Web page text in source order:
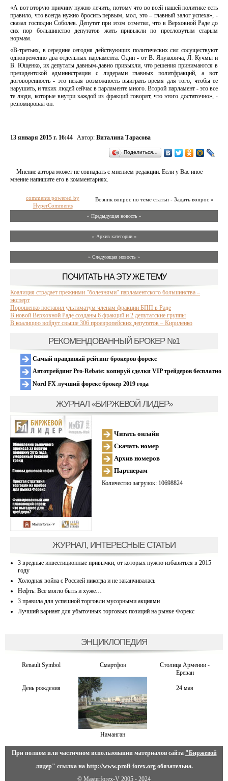
«А вот вторую причину нужно лечить, потому что во всей нашей политике есть
правило, что всегда нужно бросить первым, мол, это – главный залог успеха», -
сказал господин Соболев. Депутат при этом отметил, что в Верховной Раде до
сих пор большинство депутатов жить привыкли по пресловутым старым
нормам.
«В-третьих, в середине сегодня действующих политических сил сосуществуют
одновременно два отдельных парламента. Один - от В. Януковича, Л. Кучмы и
В. Ющенко, их депутаты давным-давно привыкли, что решения принимаются в
президентской администрации с лидерами главных политфракций, а вот
договоренность - это некая возможность выиграть время для того, чтобы ее
нарушить, и таких людей сейчас в парламенте много. Второй парламент - это все
те люди, которые внутри каждой из фракций говорят, что этого достаточно», -
резюмировал он.
13 января 2015 г. 16:44 Автор: Виталина Тарасова
Поделиться…
Мнение автора может не совпадать с мнением редакции. Если у Вас иное
мнение напишите его в комментариях.
Возник вопрос по теме статьи - Задать вопрос »
comments powered by
HyperComments
« Предыдущая новость «
» Архив категории «
» Следующая новость »
ПОЧИТАТЬ НА ЭТУ ЖЕ ТЕМУ
Коалиция страдает прежними "болезнями" парламентского большинства –
эксперт
Порошенко поставил ультиматум членам фракции БПП в Раде
В новой Верховной Раде созданы 6 фракций и 2 депутатские группы
В коалицию войдут свыше 306 проевропейских депутатов – Кириленко
РЕКОМЕНДОВАННЫЙ БРОКЕР №1
Самый правдивый рейтинг брокеров форекс
Автотрейдинг Pro-Rebate: копируй сделки VIP трейдеров бесплатно
Nord FX лучший форекс брокер 2019 года
ЖУРНАЛ «БИРЖЕВОЙ ЛИДЕР»
Читать онлайн
Скачать номер
Архив номеров
Партнерам
Количество загрузок: 10698824
ЖУРНАЛ, ИНТЕРЕСНЫЕ СТАТЬИ
3 вредные инвестиционные привычки, от которых нужно избавиться в 2015
году
Холодная война с Россией никогда и не заканчивалась
Нефть: Все могло быть и хуже…
3 правила для успешной торговли мусорными акциями
Лучший вариант для убыточных торговых позиций на рынке Форекс
ЭНЦИКЛОПЕДИЯ
Renault Symbol Смартфон
Столица Армении -
Ереван
День рождения
Наманган
24 мая
При полном или частичном использовании материалов сайта "Биржевой
лидер" ссылка на http://www.profi-forex.orgобязательна.
© Masterforex-V 2005 - 2024